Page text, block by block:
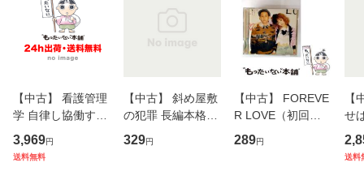
【中古】 看護管理
学 自律し協働する
専門職の看護マネ
ジメントスキル 改
3,969円
送料無料
【中古】 斜め屋敷
の犯罪 長編本格推
理小説 (光文社文
庫) / 島田荘司 / 光
329円
【中古】 FOREVE
R LOVE（初回生
産限定盤） / 清水
翔太×加藤ミリヤ /
289円
【
せ
タ
送料